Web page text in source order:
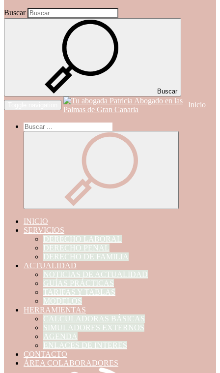
Buscar
Buscar
Inicio
INICIO
SERVICIOS
DERECHO LABORAL
DERECHO PENAL
DERECHO DE FAMILIA
ACTUALIDAD
NOTICIAS DE ACTUALIDAD
GUÍAS PRÁCTICAS
TARIFAS Y TABLAS
MODELOS
HERRAMIENTAS
CALCULADORAS BÁSICAS
SIMULADORES EXTERNOS
AGENDA
ENLACES DE INTERES
CONTACTO
ÁREA COLABORADORES